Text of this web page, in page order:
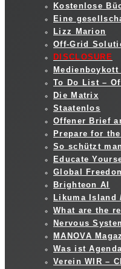
Kostenlose
Eine
Lizz Marion
Off-Grid
DISCLOSURE
Medienboykott
To Do List –
Die Matrix
Staatenlos
Offener Brief
Prepare for
So schützt
Educate
Global
Brighteon AI
Likuma Island
What are the
Nervous
MANOVA
Was ist
Verein WIR –